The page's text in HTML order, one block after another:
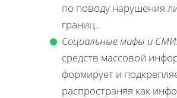
по поводу нарушения
границ.
Социальные мифы и СМИ
средств массовой
формирует и
распространяя как